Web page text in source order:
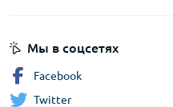
Мы в соцсетях
Facebook
Twitter